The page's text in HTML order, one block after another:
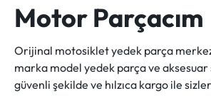
Motor Parçacım
Orijinal motosiklet yedek parça
marka model yedek parça ve
güvenli şekilde ve hılzıca kargo ile